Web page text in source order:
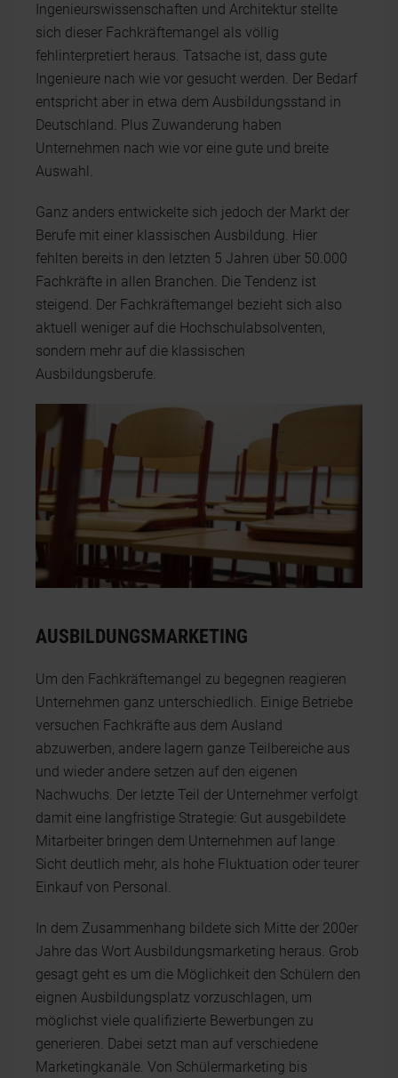
Ingenieurswissenschaften und Architektur stellte
sich dieser Fachkräftemangel als völlig
fehlinterpretiert heraus. Tatsache ist, dass gute
Ingenieure nach wie vor gesucht werden. Der Bedarf
entspricht aber in etwa dem Ausbildungsstand in
Deutschland. Plus Zuwanderung haben
Unternehmen nach wie vor eine gute und breite
Auswahl.
Ganz anders entwickelte sich jedoch der Markt der
Berufe mit einer klassischen Ausbildung. Hier
fehlten bereits in den letzten 5 Jahren über 50.000
Fachkräfte in allen Branchen. Die Tendenz ist
steigend. Der Fachkräftemangel bezieht sich also
aktuell weniger auf die Hochschulabsolventen,
sondern mehr auf die klassischen
Ausbildungsberufe.
AUSBILDUNGSMARKETING
Um den Fachkräftemangel zu begegnen reagieren
Unternehmen ganz unterschiedlich. Einige Betriebe
versuchen Fachkräfte aus dem Ausland
abzuwerben, andere lagern ganze Teilbereiche aus
und wieder andere setzen auf den eigenen
Nachwuchs. Der letzte Teil der Unternehmer verfolgt
damit eine langfristige Strategie: Gut ausgebildete
Mitarbeiter bringen dem Unternehmen auf lange
Sicht deutlich mehr, als hohe Fluktuation oder teurer
Einkauf von Personal.
In dem Zusammenhang bildete sich Mitte der 200er
Jahre das Wort Ausbildungsmarketing heraus. Grob
gesagt geht es um die Möglichkeit den Schülern den
eignen Ausbildungsplatz vorzuschlagen, um
möglichst viele qualifizierte Bewerbungen zu
generieren. Dabei setzt man auf verschiedene
Marketingkanäle. Von Schülermarketing bis